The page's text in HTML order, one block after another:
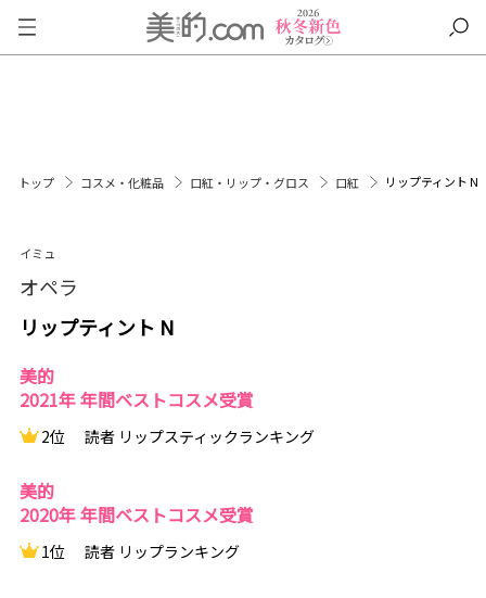
トップ コスメ・化粧品 口紅・リップ・グロス 口紅 リップティント N
イミュ
オペラ
リップティント N
美的
2021年 年間ベストコスメ受賞
2位 読者 リップスティックランキング
美的
2020年 年間ベストコスメ受賞
1位 読者 リップランキング